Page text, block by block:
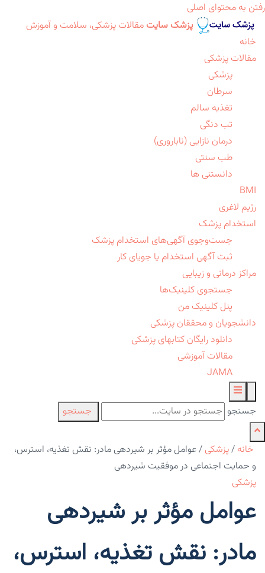
رفتن به محتوای اصلی
پزشک سایت مقالات پزشکی، سلامت و آموزش
خانه
مقالات پزشکی
پزشکی
سرطان
تغذیه سالم
تب دنگی
درمان نازایی (ناباروری)
طب سنتی
دانستنی ها
BMI
رژیم لاغری
استخدام پزشک
جست‌وجوی آگهی‌های استخدام پزشک
ثبت آگهی استخدام یا جویای کار
مراکز درمانی و زیبایی
جستجوی کلینیک‌ها
پنل کلینیک من
دانشجویان و محققان پزشکی
دانلود رایگان کتابهای پزشکی
مقالات آموزشی
JAMA
جستجو جستجو
خانه /پزشکی /عوامل مؤثر بر شیردهی مادر: نقش تغذیه، استرس،
و حمایت اجتماعی در موفقیت شیردهی
پزشکی
عوامل مؤثر بر شیردهی
مادر: نقش تغذیه، استرس،